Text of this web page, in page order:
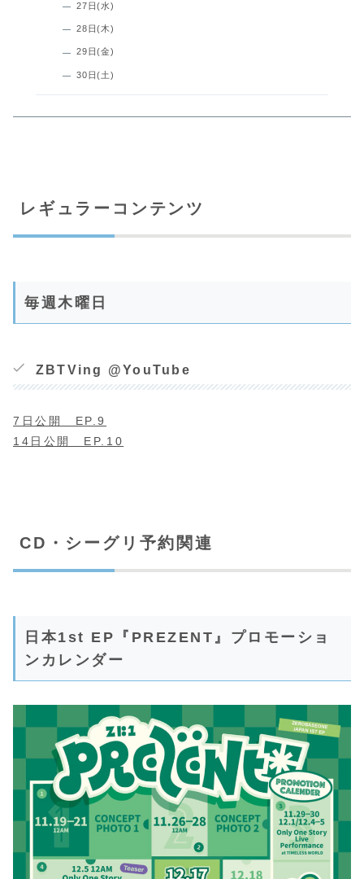
27日(水)
28日(木)
29日(金)
30日(土)
レギュラーコンテンツ
毎週木曜日
ZBTVing @YouTube
7日公開 EP.9
14日公開 EP.10
CD・シーグリ予約関連
日本1st EP『PREZENT』プロモーショ
ンカレンダー